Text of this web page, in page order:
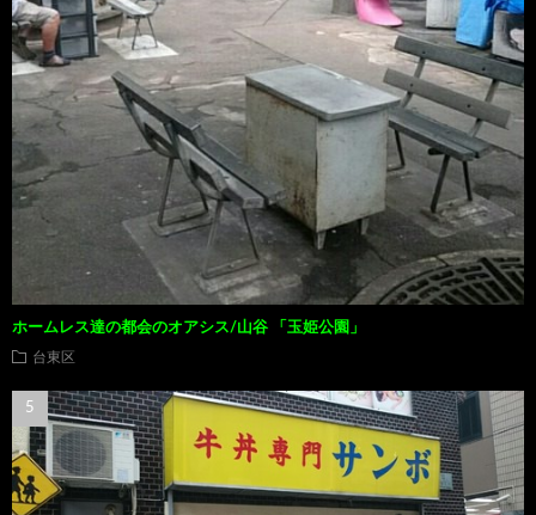
ホームレス達の都会のオアシス/山谷 「玉姫公園」
台東区